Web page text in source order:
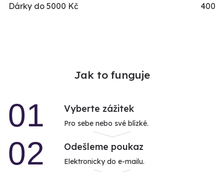
Dárky do 5000 Kč
400
Jak to funguje
01 Vyberte zážitek
Pro sebe nebo své blízké.
02 Odešleme poukaz
Elektronicky do e-mailu.